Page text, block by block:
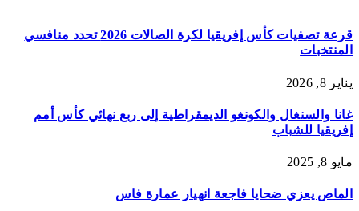
قرعة تصفيات كأس إفريقيا لكرة الصالات 2026 تحدد منافسي
المنتخبات
يناير 8, 2026
غانا والسنغال والكونغو الديمقراطية إلى ربع نهائي كأس أمم
إفريقيا للشباب
مايو 8, 2025
الماص يعزي ضحايا فاجعة انهيار عمارة فاس